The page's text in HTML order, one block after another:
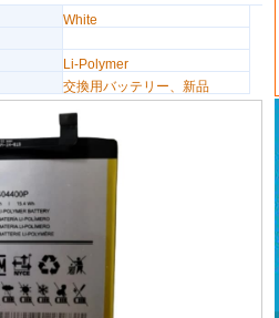
White
Li-Polymer
交換用バッテリー、新品